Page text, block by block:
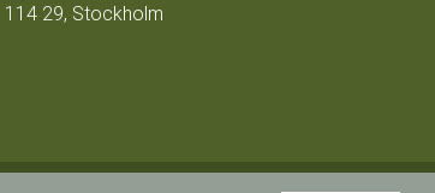
114 29, Stockholm